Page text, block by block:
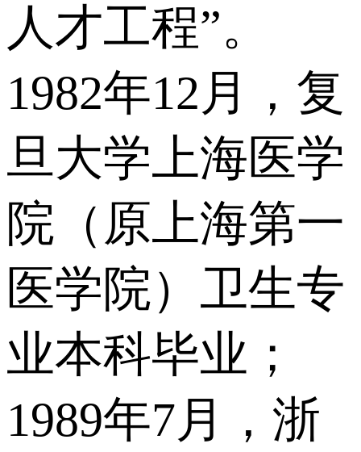
人才工程”。
1982年12月，复
旦大学上海医学
院（原上海第一
医学院）卫生专
业本科毕业；
1989年7月，浙